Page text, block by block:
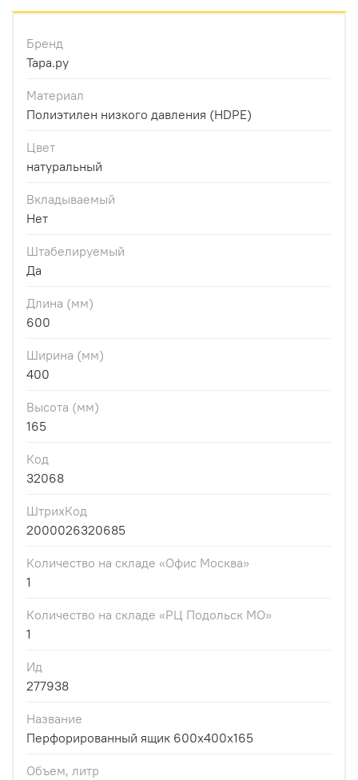
Бренд
Тара.ру
Материал
Полиэтилен низкого давления (HDPE)
Цвет
натуральный
Вкладываемый
Нет
Штабелируемый
Да
Длина (мм)
600
Ширина (мм)
400
Высота (мм)
165
Код
32068
ШтрихКод
2000026320685
Количество на складе «Офис Москва»
1
Количество на складе «РЦ Подольск МО»
1
Ид
277938
Название
Перфорированный ящик 600x400x165
Объем, литр